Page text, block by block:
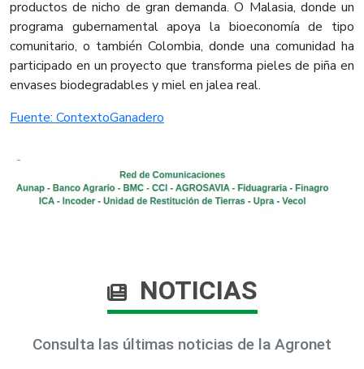
productos de nicho de gran demanda. O Malasia, donde un
programa gubernamental apoya la bioeconomía de tipo
comunitario, o también Colombia, donde una comunidad ha
participado en un proyecto que transforma pieles de piña en
envases biodegradables y miel en jalea real.
​Fuente: ContextoGanadero
NOTICIAS
Consulta las últimas noticias de la Agronet